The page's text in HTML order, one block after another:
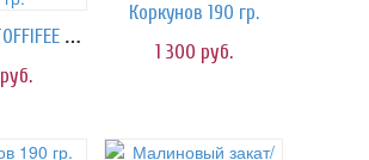
Конфеты TOFFIFEE 125 гр.
руб.
Коркунов 190 гр.
1 300 руб.